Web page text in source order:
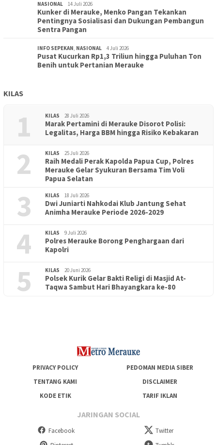
NASIONAL 14 Juli 2026
Kunker di Merauke, Menko Pangan Tekankan
Pentingnya Sosialisasi dan Dukungan Pembangun
Sentra Pangan
INFO SEPEKAN, NASIONAL 4 Juli 2026
Pusat Kucurkan Rp1,3 Triliun hingga Puluhan Ton
Benih untuk Pertanian Merauke
KILAS
1 KILAS 28 Juli 2026
Marak Pertamini di Merauke Disorot Polisi:
Legalitas, Harga BBM hingga Risiko Kebakaran
2 KILAS 25 Juli 2026
Raih Medali Perak Kapolda Papua Cup, Polres
Merauke Gelar Syukuran Bersama Tim Voli
Papua Selatan
3 KILAS 18 Juli 2026
Dwi Juniarti Nahkodai Klub Jantung Sehat
Animha Merauke Periode 2026-2029
4 KILAS 9 Juli 2026
Polres Merauke Borong Penghargaan dari
Kapolri
5 KILAS 20 Juni 2026
Polsek Kurik Gelar Bakti Religi di Masjid At-
Taqwa Sambut Hari Bhayangkara ke-80
PENDIDIKAN 18 Juni 2026
Lepas Puluhan Peserta Didik, TK Yapis 2 Merauke Siapkan
PRIVACY POLICY
PEDOMAN MEDIA SIBER
TENTANG KAMI
DISCLAIMER
KODE ETIK
TARIF IKLAN
JARINGAN SOCIAL
Facebook
Twitter